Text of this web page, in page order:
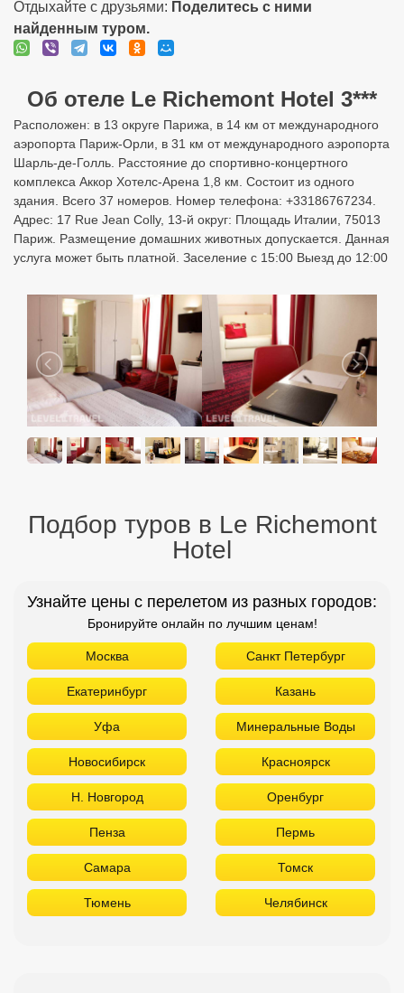
Отдыхайте с друзьями: Поделитесь с ними
найденным туром.
Об отеле Le Richemont Hotel 3***
Расположен: в 13 округе Парижа, в 14 км от международного
аэропорта Париж-Орли, в 31 км от международного аэропорта
Шарль-де-Голль. Расстояние до спортивно-концертного
комплекса Аккор Хотелс-Арена 1,8 км. Состоит из одного
здания. Всего 37 номеров. Номер телефона: +33186767234.
Адрес: 17 Rue Jean Colly, 13-й округ: Площадь Италии, 75013
Париж. Размещение домашних животных допускается. Данная
услуга может быть платной. Заселение с 15:00 Выезд до 12:00
Подбор туров в Le Richemont
Hotel
Узнайте цены с перелетом из разных городов:
Бронируйте онлайн по лучшим ценам!
Москва Санкт Петербург
Екатеринбург Казань
Уфа Минеральные Воды
Новосибирск Красноярск
Н. Новгород Оренбург
Пенза Пермь
Самара Томск
Тюмень Челябинск